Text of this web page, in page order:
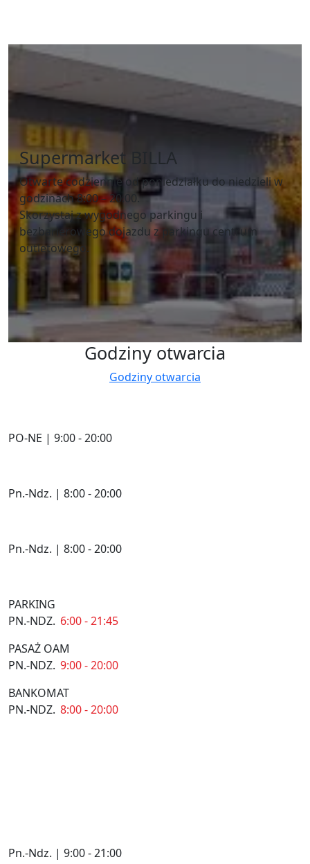
Supermarket BILLA
Otwarte codziennie od poniedziałku do niedzieli w
godzinach 8:00 – 20:00.
Skorzystaj z wygodnego parkingu i
bezbarierowego dojazdu z parkingu centrum
outletowego.
Godziny otwarcia
Godziny otwarcia
PO-NE | 9:00 - 20:00
Pn.-Ndz. | 8:00 - 20:00
Pn.-Ndz. | 8:00 - 20:00
PARKING
PN.-NDZ. 6:00 - 21:45
PASAŻ OAM
PN.-NDZ. 9:00 - 20:00
BANKOMAT
PN.-NDZ. 8:00 - 20:00
Pn.-Ndz. | 9:00 - 21:00